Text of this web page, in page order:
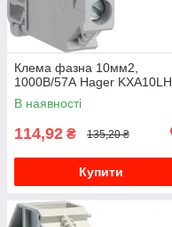
Клема фазна 10мм2,
1000В/57А Hager KXA10LH
В наявності
114,92 ₴ 135,20 ₴
Купити